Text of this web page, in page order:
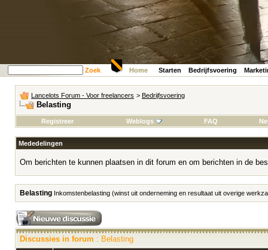
Zoek Home Starten Bedrijfsvoering
Lancelots Forum - Voor freelancers > Bedrijfsvoering
Belasting
Registreer Weblogs FAQ
Mededelingen
Om berichten te kunnen plaatsen in dit forum en om berichten in de
Belasting Inkomstenbelasting (winst uit onderneming en resultaat uit overige
Discussies in forum : Belasting